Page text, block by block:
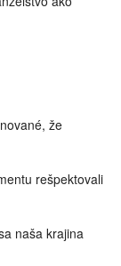
že
rešpektovali
naša krajina